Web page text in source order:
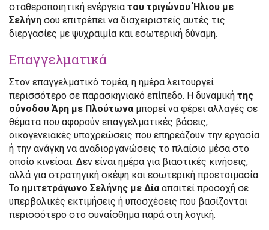
σταθεροποιητική ενέργεια του τριγώνου Ήλιου με
Σελήνη σου επιτρέπει να διαχειριστείς αυτές τις
διεργασίες με ψυχραιμία και εσωτερική δύναμη.
Επαγγελματικά
Στον επαγγελματικό τομέα, η ημέρα λειτουργεί
περισσότερο σε παρασκηνιακό επίπεδο. Η δυναμική της
σύνοδου Άρη με Πλούτωναμπορεί να φέρει αλλαγές σε
θέματα που αφορούν επαγγελματικές βάσεις,
οικογενειακές υποχρεώσεις που επηρεάζουν την εργασία
ή την ανάγκη να αναδιοργανώσεις το πλαίσιο μέσα στο
οποίο κινείσαι. Δεν είναι ημέρα για βιαστικές κινήσεις,
αλλά για στρατηγική σκέψη και εσωτερική προετοιμασία.
Το ημιτετράγωνο Σελήνης με Δίααπαιτεί προσοχή σε
υπερβολικές εκτιμήσεις ή υποσχέσεις που βασίζονται
περισσότερο στο συναίσθημα παρά στη λογική.